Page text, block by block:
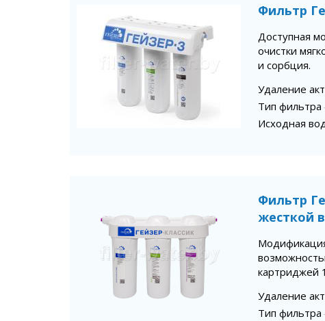
Фильтр
Доступная
очистки
и сорбция.
Удаление
Тип фильтра
Исходная
Фильтр
жесткой
картриджей
Удаление
Тип фильтра